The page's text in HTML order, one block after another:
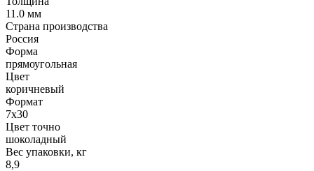
11.0 мм
Страна производства
Россия
Форма
прямоугольная
Цвет
коричневый
Формат
7х30
Цвет точно
шоколадный
Вес упаковки, кг
8,9